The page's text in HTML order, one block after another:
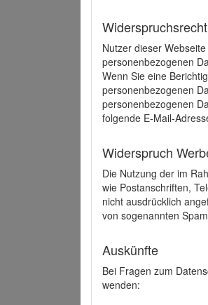
Widerspruchsrecht
Nutzer dieser
personenbezogenen
Wenn Sie eine
personenbezogenen
personenbezogenen
folgende E-Mail-
Widerspruch
Die Nutzung der im
wie Postanschriften,
nicht ausdrücklich
von sogenannten
Auskünfte
Bei Fragen zum
wenden: